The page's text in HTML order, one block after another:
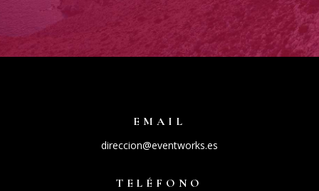
EMAIL
direccion@eventworks.es
TELÉFONO